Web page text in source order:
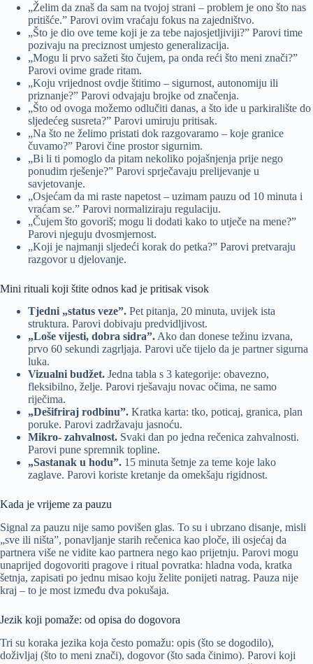
„Želim da znaš da sam na tvojoj strani – problem je ono što nas
pritišće.” Parovi ovim vraćaju fokus na zajedništvo.
„Što je dio ove teme koji je za tebe najosjetljiviji?” Parovi time
pozivaju na preciznost umjesto generalizacija.
„Mogu li prvo sažeti što čujem, pa onda reći što meni znači?”
Parovi ovime grade ritam.
„Koju vrijednost ovdje štitimo – sigurnost, autonomiju ili
priznanje?” Parovi odvajaju brojke od značenja.
„Što od ovoga možemo odlučiti danas, a što ide u parkiralište do
sljedećeg susreta?” Parovi umiruju pritisak.
„Na što ne želimo pristati dok razgovaramo – koje granice
čuvamo?” Parovi čine prostor sigurnim.
„Bi li ti pomoglo da pitam nekoliko pojašnjenja prije nego
ponudim rješenje?” Parovi sprječavaju prelijevanje u
savjetovanje.
„Osjećam da mi raste napetost – uzimam pauzu od 10 minuta i
vraćam se.” Parovi normaliziraju regulaciju.
„Čujem što govoriš; mogu li dodati kako to utječe na mene?”
Parovi njeguju dvosmjernost.
„Koji je najmanji sljedeći korak do petka?” Parovi pretvaraju
razgovor u djelovanje.
Mini rituali koji štite odnos kad je pritisak visok
Tjedni „status veze”. Pet pitanja, 20 minuta, uvijek ista
struktura. Parovi dobivaju predvidljivost.
„Loše vijesti, dobra sidra”.Ako dan donese težinu izvana,
prvo 60 sekundi zagrljaja. Parovi uče tijelo da je partner sigurna
luka.
Vizualni budžet. Jedna tabla s 3 kategorije: obavezno,
fleksibilno, želje. Parovi rješavaju novac očima, ne samo
riječima.
„Dešifriraj rodbinu”. Kratka karta: tko, poticaj, granica, plan
poruke. Parovi zadržavaju jasnoću.
Mikro- zahvalnost. Svaki dan po jedna rečenica zahvalnosti.
Parovi pune spremnik topline.
„Sastanak u hodu”. 15 minuta šetnje za teme koje lako
zaglave. Parovi koriste kretanje da omekšaju rigidnost.
Kada je vrijeme za pauzu
Signal za pauzu nije samo povišen glas. To su i ubrzano disanje, misli
„sve ili ništa”, ponavljanje starih rečenica kao ploče, ili osjećaj da
partnera više ne vidite kao partnera nego kao prijetnju. Parovi mogu
unaprijed dogovoriti pragove i ritual povratka: hladna voda, kratka
šetnja, zapisati po jednu misao koju želite ponijeti natrag. Pauza nije
kraj – to je most između dva pokušaja.
Jezik koji pomaže: od opisa do dogovora
Tri su koraka jezika koja često pomažu: opis (što se dogodilo),
doživljaj (što to meni znači), dogovor (što sada činimo). Parovi koji